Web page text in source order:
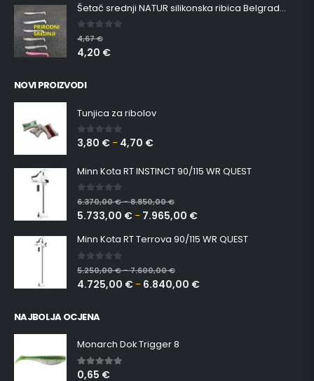
Šetač srednji NATUR silikonska ribica Belgrade Walker
0 out of 5
4,67€
4,20 €
NOVI PROIZVODI
Tunjica za ribolov
0 out of 5
3,80 € – 4,70 €
Minn Kota RT INSTINCT 90/115 WR QUEST
0 out of 5
6.370,00€–8.850,00€
5.733,00 € – 7.965,00 €
Minn Kota RT Terrova 90/115 WR QUEST
0 out of 5
5.250,00€–7.600,00€
4.725,00 € – 6.840,00 €
NAJBOLJA OCJENA
Monarch Dok Trigger 8
5.00 out of 5
0,65 €